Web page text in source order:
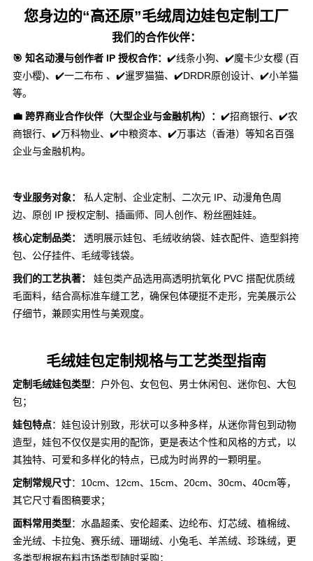
您身边的“高还原”毛绒周边娃包定制工厂
我们的合作伙伴：
🎯 知名动漫与创作者 IP 授权合作： ✔️线条小狗、✔️魔卡少女樱 (百
变小樱)、✔️一二布布 、✔️暹罗猫猫、✔️DRDR原创设计、✔️小羊猫
等。
💼 跨界商业合作伙伴（大型企业与金融机构）： ✔️招商银行、✔️农
商银行、✔️万科物业、✔️中粮资本、✔️万事达（香港）等知名百强
企业与金融机构。
专业服务对象：
私人定制、企业定制、二次元 IP、动漫角色周
边、原创 IP 授权定制、插画师、同人创作、粉丝圈娃娃。
核心定制品类： 透明展示娃包、毛绒收纳袋、娃衣配件、造型斜挎
包、公仔挂件、毛绒零钱袋。
我们的工艺执著：
娃包类产品选用高透明抗氧化 PVC 搭配优质绒
毛面料，结合高标准车缝工艺，确保包体硬挺不走形，完美展示公
仔细节，兼顾实用性与美观度。
毛绒娃包定制规格与工艺类型指南
定制毛绒娃包类型：户外包、女包包、男士休闲包、迷你包、大包
包；
娃包特点：娃包设计别致，形状可以多种多样，从迷你背包到动物
造型，娃包不仅仅是实用的配饰，更是表达个性和风格的方式，以
其独特、可爱和多样化的特点，已成为时尚界的一颗明星。
定制常规尺寸：10cm、12cm、15cm、20cm、30cm、40cm等，
其它尺寸看图稿要求；
面料常用类型：水晶超柔、安伦超柔、边纶布、灯芯绒、植棉绒、
金光绒、卡拉兔、赛乐绒、珊瑚绒、小兔毛、羊羔绒、珍珠绒，更
多类型根据布料市场类型随时采购；